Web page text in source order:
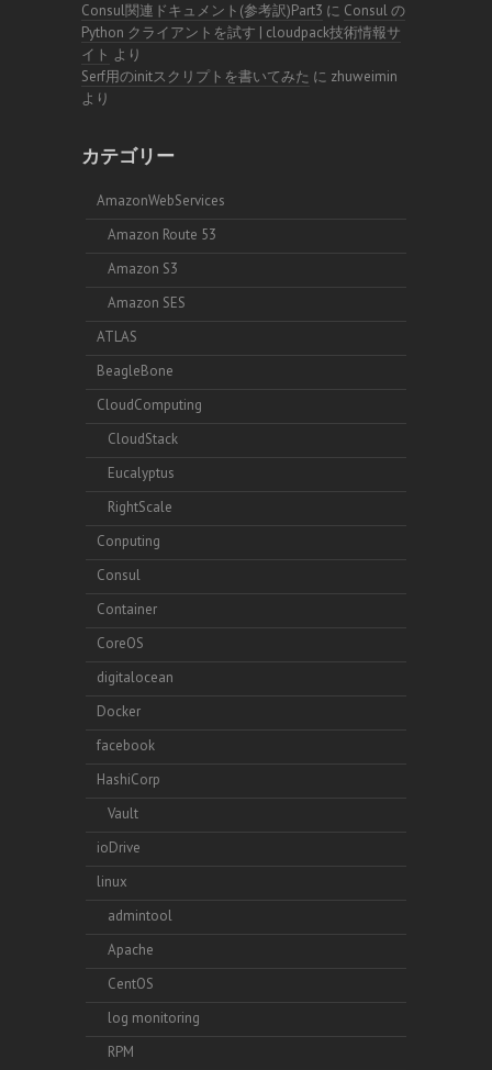
Consul関連ドキュメント(参考訳)Part3 に Consul の
Python クライアントを試す | cloudpack技術情報サ
イト より
Serf用のinitスクリプトを書いてみた に zhuweimin
より
カテゴリー
AmazonWebServices
Amazon Route 53
Amazon S3
Amazon SES
ATLAS
BeagleBone
CloudComputing
CloudStack
Eucalyptus
RightScale
Conputing
Consul
Container
CoreOS
digitalocean
Docker
facebook
HashiCorp
Vault
ioDrive
linux
admintool
Apache
CentOS
log monitoring
RPM